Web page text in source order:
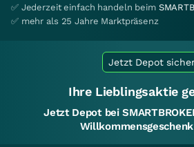
✅ Jederzeit einfach handeln beim
✅ mehr als 25 Jahre Marktpräsenz
Jetzt Depot
Ihre Lieblingsaktie
Jetzt Depot bei